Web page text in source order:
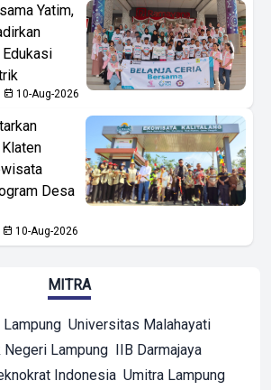
Yatim,
Edukasi
10-Aug-2026
Desa
10-Aug-2026
MITRA
Universitas Malahayati
Lampung IIB Darmajaya
Indonesia Umitra Lampung